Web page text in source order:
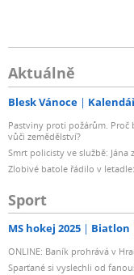
Aktuálně
Blesk Vánoce
Pastviny proti požárům.
vůči zemědělství?
Smrt policisty ve službě:
Zlobivé batole řádilo v
Sport
MS hokej 2025 Biatlon
ONLINE: Baník prohrává v
Sparťané si vyslechli od